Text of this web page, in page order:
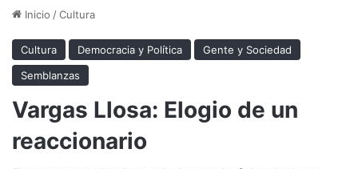
Inicio /Cultura
Cultura Democracia y Política
Gente y Sociedad
Semblanzas
Vargas Llosa: Elogio de un
reaccionario